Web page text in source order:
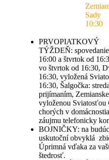
Sady
10:30
PRVOPIATKOVÝ
TÝŽDEŇ:
16:00 a štvrtok od
vo štvrtok od 16:30,
16:30, vyložená
16:30, Šalgočka:
prijímaním,
vyloženou Sviatosťou
chorých v
záujmu telefonicky
BOJNIČKY: na
uskutoční obvyklá
Úprimná vďaka za
štedrosť.